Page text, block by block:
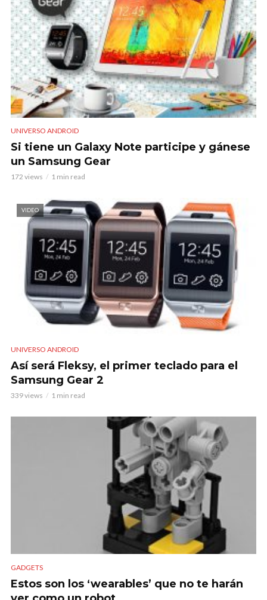
UNIVERSO ANDROID
Si tiene un Galaxy Note participe y gánese
un Samsung Gear
172 views 1 min read
VIDEO
UNIVERSO ANDROID
Así será Fleksy, el primer teclado para el
Samsung Gear 2
339 views 1 min read
GADGETS
Estos son los ‘wearables’ que no te harán